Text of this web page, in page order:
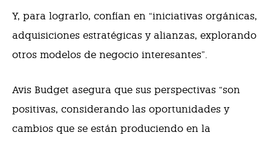
Y, para lograrlo, confían en “iniciativas orgánicas,
adquisiciones estratégicas y alianzas, explorando
otros modelos de negocio interesantes”.
Avis Budget asegura que sus perspectivas “son
positivas, considerando las oportunidades y
cambios que se están produciendo en la